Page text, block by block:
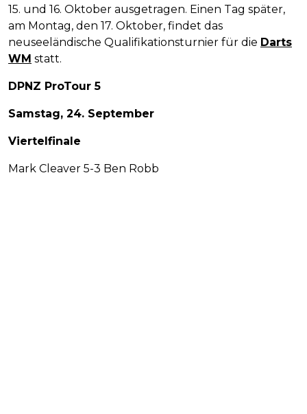
15. und 16. Oktober ausgetragen. Einen Tag später,
am Montag, den 17. Oktober, findet das
neuseeländische Qualifikationsturnier für die Darts
WM statt.
DPNZ ProTour 5
Samstag, 24. September
Viertelfinale
Mark Cleaver 5-3 Ben Robb